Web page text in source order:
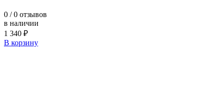
0 / 0 отзывов
в наличии
1 340 ₽
В корзину